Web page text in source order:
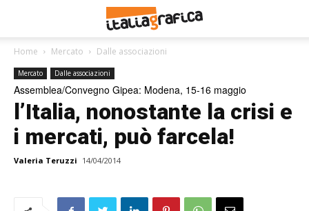
Home Mercato Dalle associazioni
Mercato Dalle associazioni
Assemblea/Convegno Gipea: Modena, 15-16 maggio
l’Italia, nonostante la crisi e
i mercati, può farcela!
Valeria Teruzzi 14/04/2014